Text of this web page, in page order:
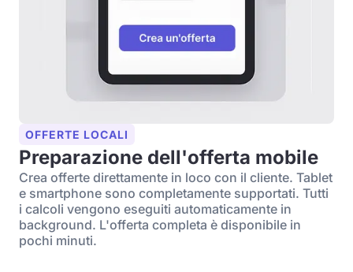
OFFERTE LOCALI
Preparazione dell'offerta mobile
Crea offerte direttamente in loco con il cliente. Tablet
e smartphone sono completamente supportati. Tutti
i calcoli vengono eseguiti automaticamente in
background. L'offerta completa è disponibile in
pochi minuti.